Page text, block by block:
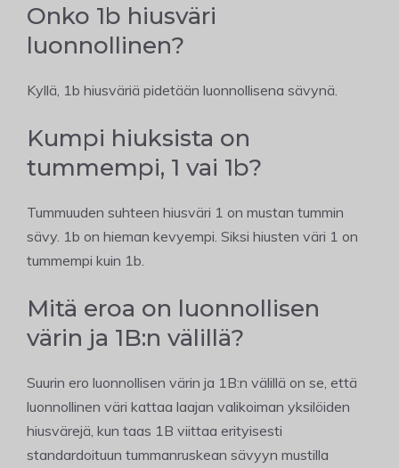
Onko 1b hiusväri
luonnollinen?
Kyllä, 1b hiusväriä pidetään luonnollisena sävynä.
Kumpi hiuksista on
tummempi, 1 vai 1b?
Tummuuden suhteen hiusväri 1 on mustan tummin
sävy. 1b on hieman kevyempi. Siksi hiusten väri 1 on
tummempi kuin 1b.
Mitä eroa on luonnollisen
värin ja 1B:n välillä?
Suurin ero luonnollisen värin ja 1B:n välillä on se, että
luonnollinen väri kattaa laajan valikoiman yksilöiden
hiusvärejä, kun taas 1B viittaa erityisesti
standardoituun tummanruskean sävyyn mustilla